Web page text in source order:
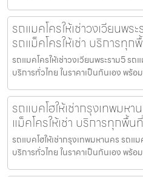
รถแมคโครให้เช่าวงเวียนพ
รถแม็คโครให้เช่า บริการทุ
รถแมคโครให้เช่าวงเวียนพระราม5 รถ
บริการทั่วไทย ในราคาเป็นกันเอง พร้
รถแบคโฮให้เช่ากรุงเทพมห
แม็คโครให้เช่า บริการทุกพื้น
รถแบคโฮให้เช่ากรุงเทพมหานคร รถแม
บริการทั่วไทย ในราคาเป็นกันเอง พร้